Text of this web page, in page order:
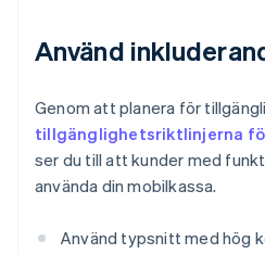
Använd
Genom att planera för
tillgänglighetsriktlinjerna
ser du till att kunder med
använda din mobilkassa.
Använd typsnitt med hög